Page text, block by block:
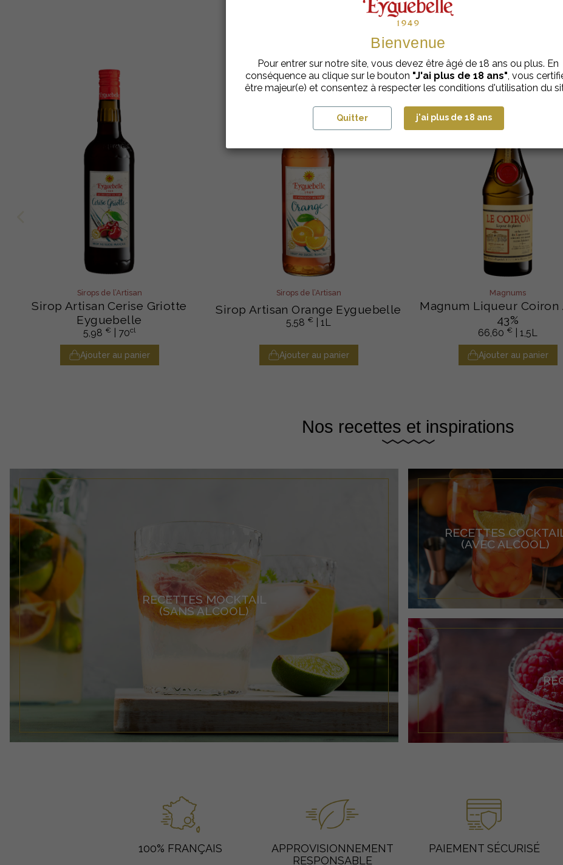
Les clients achètent également
Sirops de l’Artisan
Sirop Artisan Cerise Griotte
Eyguebelle
5,98 € | 70cl
Ajouter au panier
Sirops de l’Artisan
Sirop Artisan Orange Eyguebelle
5,58 € | 1L
Ajouter au panier
Magnums
Magnum Liqueur Coiron
43%
66,60 € | 1,5L
Ajouter au panier
Nos recettes et inspirations
RECETTES MOCKTAIL
(SANS ALCOOL)
RECETTES
(AVEC ALCOOL)
100% FRANÇAIS
APPROVISIONNEMENT
RESPONSABLE
PAIEMENT SÉCURISÉ
Bienvenue
Pour entrer sur notre site, vous devez être âgé de 18 ans ou plus. En
conséquence au clique sur le bouton "J'ai plus de 18 ans", vous
être majeur(e) et consentez à respecter les conditions d'utilisation du
Quitter j'ai plus de 18 ans